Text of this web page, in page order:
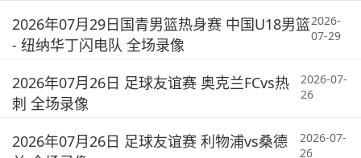
2026年07月29日国青男篮热身赛 中国U18男篮
- 纽纳华丁闪电队 全场录像
2026-
07-29
2026年07月26日 足球友谊赛 奥克兰FCvs热
刺 全场录像
2026-07-
26
2026年07月26日 足球友谊赛 利物浦vs桑德
2026-07-
26